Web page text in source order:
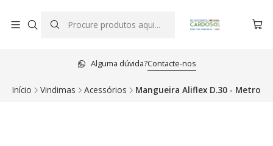
Alguma dúvida?Contacte-nos
Início Vindimas Acessórios Mangueira Aliflex D.30 - Metro